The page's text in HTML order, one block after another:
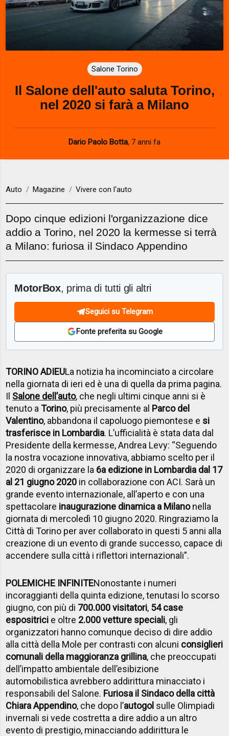
Salone Torino
Il Salone dell'auto saluta Torino,
nel 2020 si farà a Milano
Dario Paolo Botta, 7 anni fa
Auto Magazine Vivere con l'auto
Dopo cinque edizioni l'organizzazione dice
addio a Torino, nel 2020 la kermesse si terrà
a Milano: furiosa il Sindaco Appendino
MotorBox, prima di tutti gli altri
Seguici su Telegram
Fonte preferita su Google
TORINO ADIEULa notizia ha incominciato a circolare
nella giornata di ieri ed è una di quella da prima pagina.
Il Salone dell’auto, che negli ultimi cinque anni si è
tenuto aTorino, più precisamente al Parco del
Valentino, abbandona il capoluogo piemontese e si
trasferisce in Lombardia. L’ufficialità è stata data dal
Presidente della kermesse, Andrea Levy: “Seguendo
la nostra vocazione innovativa, abbiamo scelto per il
2020 di organizzare la 6a edizione in Lombardia dal 17
al 21 giugno 2020 in collaborazione con ACI. Sarà un
grande evento internazionale, all’aperto e con una
spettacolare inaugurazione dinamica a Milanonella
giornata di mercoledì 10 giugno 2020. Ringraziamo la
Città di Torino per aver collaborato in questi 5 anni alla
creazione di un evento di grande successo, capace di
accendere sulla città i riflettori internazionali”.
POLEMICHE INFINITENonostante i numeri
incoraggianti della quinta edizione, tenutasi lo scorso
giugno, con più di 700.000 visitatori, 54 case
espositrici e oltre 2.000 vetture speciali, gli
organizzatori hanno comunque deciso di dire addio
alla città della Mole per contrasti con alcuni consiglieri
comunali della maggioranza grillina, che preoccupati
dell’impatto ambientale dell’esibizione
automobilistica avrebbero addirittura minacciato i
responsabili del Salone. Furiosa il Sindaco della città
Chiara Appendino, che dopo l’autogol sulle Olimpiadi
invernali si vede costretta a dire addio a un altro
evento di prestigio, minacciando addirittura le